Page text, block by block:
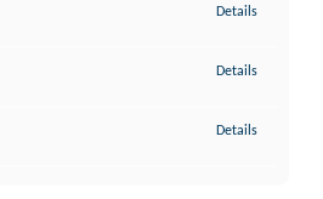
Details
Details
Details